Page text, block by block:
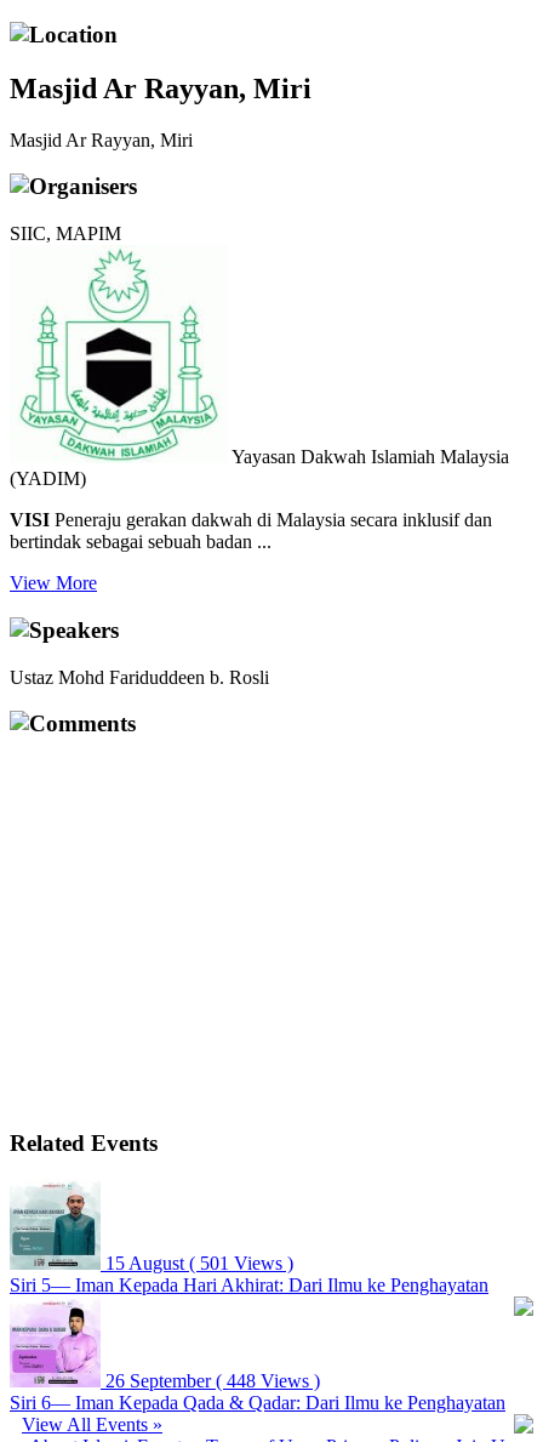
Location
Masjid Ar Rayyan, Miri
Masjid Ar Rayyan, Miri
Organisers
SIIC, MAPIM
Yayasan Dakwah Islamiah Malaysia
(YADIM)
VISI Peneraju gerakan dakwah di Malaysia secara inklusif dan
bertindak sebagai sebuah badan ...
View More
Speakers
Ustaz Mohd Fariduddeen b. Rosli
Comments
Related Events
15 August ( 501 Views )
Siri 5— Iman Kepada Hari Akhirat: Dari Ilmu ke Penghayatan
26 September ( 448 Views )
Siri 6— Iman Kepada Qada & Qadar: Dari Ilmu ke Penghayatan
View All Events »